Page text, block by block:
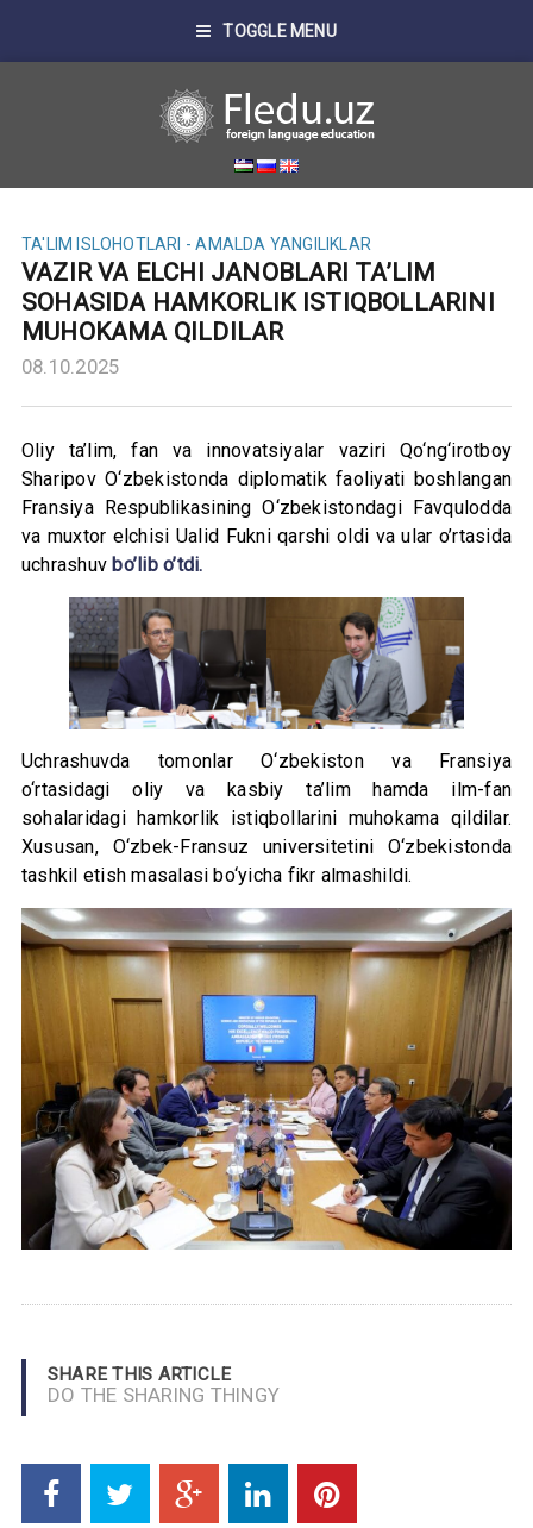
TOGGLE MENU
TA'LIM ISLOHOTLARI - AMALDA YANGILIKLAR
VAZIR VA ELCHI JANOBLARI TA’LIM
SOHASIDA HAMKORLIK ISTIQBOLLARINI
MUHOKAMA QILDILAR
08.10.2025
Oliy ta’lim, fan va innovatsiyalar vaziri Qo‘ng‘irotboy
Sharipov O‘zbekistonda diplomatik faoliyati boshlangan
Fransiya Respublikasining O‘zbekistondagi Favqulodda
va muxtor elchisi Ualid Fukni qarshi oldi va ular o’rtasida
uchrashuv bo’lib o’tdi.
Uchrashuvda tomonlar O‘zbekiston va Fransiya
o‘rtasidagi oliy va kasbiy ta’lim hamda ilm-fan
sohalaridagi hamkorlik istiqbollarini muhokama qildilar.
Xususan, O‘zbek-Fransuz universitetini O‘zbekistonda
tashkil etish masalasi bo‘yicha fikr almashildi.
SHARE THIS ARTICLE
DO THE SHARING THINGY